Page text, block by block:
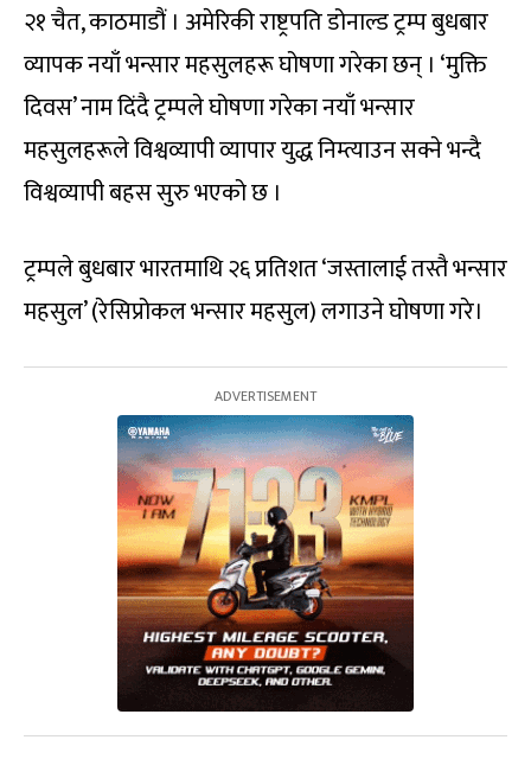
२१ चैत, काठमाडौं । अमेरिकी राष्ट्रपति डोनाल्ड ट्रम्प बुधबार
व्यापक नयाँ भन्सार महसुलहरू घोषणा गरेका छन् । ‘मुक्ति
दिवस’ नाम दिंदै ट्रम्पले घोषणा गरेका नयाँ भन्सार
महसुलहरूले विश्वव्यापी व्यापार युद्ध निम्त्याउन सक्ने भन्दै
विश्वव्यापी बहस सुरु भएको छ ।
ट्रम्पले बुधबार भारतमाथि २६ प्रतिशत ‘जस्तालाई तस्तै भन्सार
महसुल’ (रेसिप्रोकल भन्सार महसुल) लगाउने घोषणा गरे।